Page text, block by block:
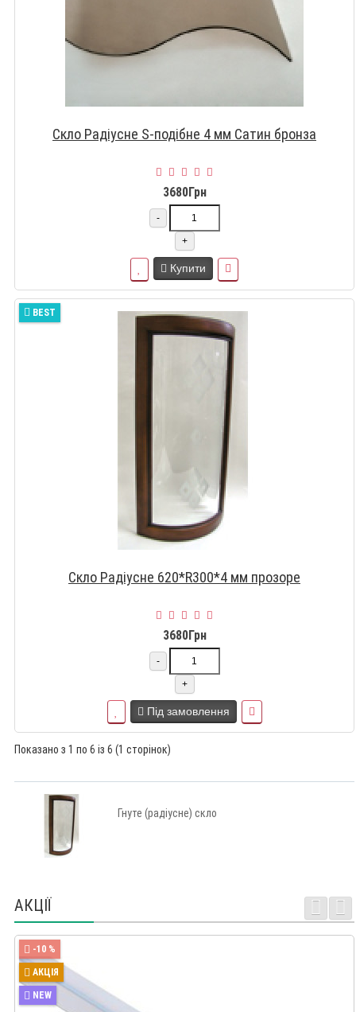
Скло Радіусне S-подібне 4 мм Сатин бронза
3680Грн
-
+
Купити
BEST
Скло Радіусне 620*R300*4 мм прозоре
3680Грн
-
+
Під замовлення
Показано з 1 по 6 із 6 (1 сторінок)
Гнуте (радіусне) скло
АКЦІЇ
-10 %
АКЦІЯ
NEW